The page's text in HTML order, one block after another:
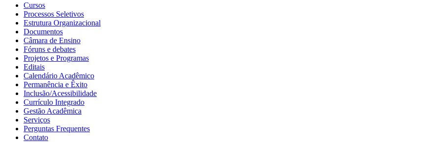
Cursos
Processos Seletivos
Estrutura Organizacional
Documentos
Câmara de Ensino
Fóruns e debates
Projetos e Programas
Editais
Calendário Acadêmico
Permanência e Êxito
Inclusão/Acessibilidade
Currículo Integrado
Gestão Acadêmica
Serviços
Perguntas Frequentes
Contato